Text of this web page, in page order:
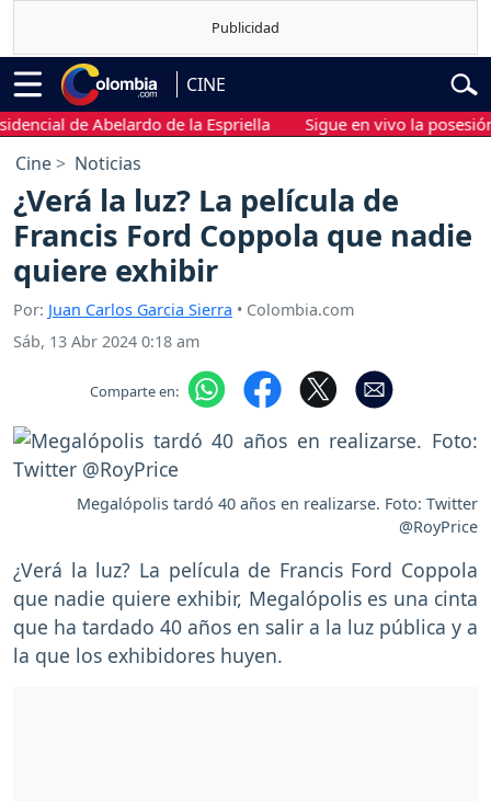
CINE
de Abelardo de la Espriella Sigue en vivo la posesión
Cine Noticias
¿Verá la luz? La película de
Francis Ford Coppola que nadie
quiere exhibir
Por: Juan Carlos Garcia Sierra • Colombia.com
Sáb, 13 Abr 2024 0:18 am
Comparte en:
Megalópolis tardó 40 años en realizarse. Foto: Twitter
@RoyPrice
¿Verá la luz? La película de Francis Ford Coppola
que nadie quiere exhibir, Megalópolis es una cinta
que ha tardado 40 años en salir a la luz pública y a
la que los exhibidores huyen.